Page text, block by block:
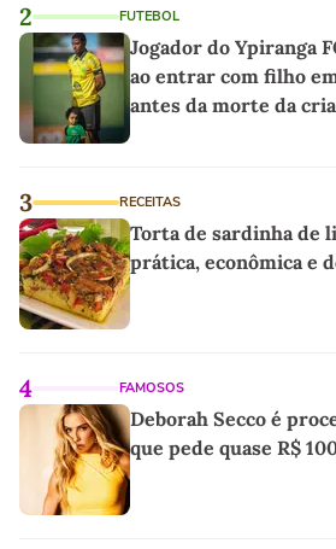
2 FUTEBOL
Jogador do Ypiranga
ao entrar com filho
antes da morte da
3 RECEITAS
Torta de sardinha de
prática, econômica e
4 FAMOSOS
Deborah Secco é
que pede quase R$